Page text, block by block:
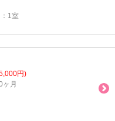
1室
円)
ヶ月